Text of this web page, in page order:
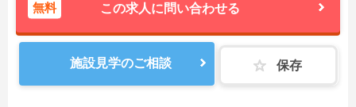
無料 この求人に問い合わせる
施設見学のご相談 保存